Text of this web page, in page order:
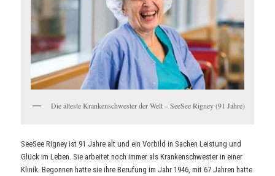
Die älteste Krankenschwester der Welt – SeeSee Rigney (91 Jahre)
SeeSee Rigney ist 91 Jahre alt und ein Vorbild in Sachen Leistung und
Glück im Leben. Sie arbeitet noch immer als Krankenschwester in einer
Klinik. Begonnen hatte sie ihre Berufung im Jahr 1946, mit 67 Jahren hatte